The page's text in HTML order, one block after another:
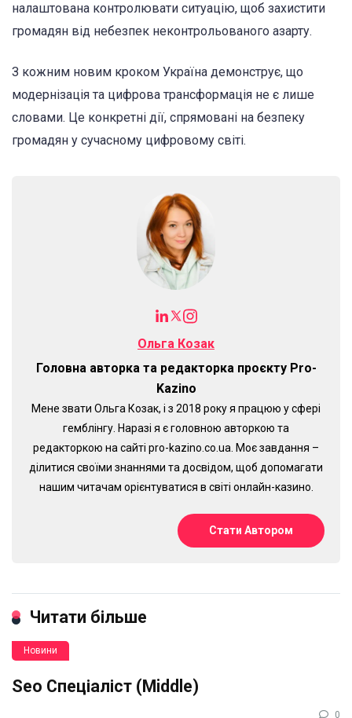
налаштована контролювати ситуацію, щоб захистити
громадян від небезпек неконтрольованого азарту.
З кожним новим кроком Україна демонструє, що
модернізація та цифрова трансформація не є лише
словами. Це конкретні дії, спрямовані на безпеку
громадян у сучасному цифровому світі.
Ольга Козак
Головна авторка та редакторка проєкту Pro-
Kazino
Мене звати Ольга Козак, і з 2018 року я працюю у сфері
гемблінгу. Наразі я є головною авторкою та
редакторкою на сайті pro-kazino.co.ua. Моє завдання –
ділитися своїми знаннями та досвідом, щоб допомагати
нашим читачам орієнтуватися в світі онлайн-казино.
Стати Автором
Читати більше
Новини
Seo Спеціаліст (Middle)
0